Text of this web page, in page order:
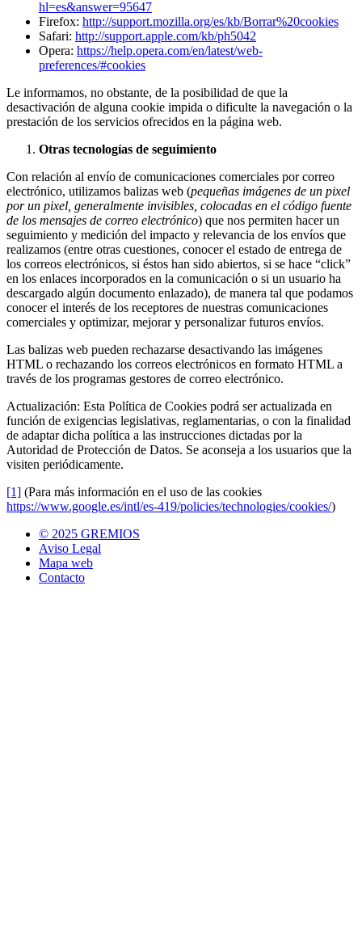
hl=es&answer=95647
Firefox: http://support.mozilla.org/es/kb/Borrar%20cookies
Safari: http://support.apple.com/kb/ph5042
Opera: https://help.opera.com/en/latest/web-
preferences/#cookies
Le informamos, no obstante, de la posibilidad de que la
desactivación de alguna cookie impida o dificulte la navegación o la
prestación de los servicios ofrecidos en la página web.
Otras tecnologías de seguimiento
Con relación al envío de comunicaciones comerciales por correo
electrónico, utilizamos balizas web (pequeñas imágenes de un pixel
por un pixel, generalmente invisibles, colocadas en el código fuente
de los mensajes de correo electrónico) que nos permiten hacer un
seguimiento y medición del impacto y relevancia de los envíos que
realizamos (entre otras cuestiones, conocer el estado de entrega de
los correos electrónicos, si éstos han sido abiertos, si se hace “click”
en los enlaces incorporados en la comunicación o si un usuario ha
descargado algún documento enlazado), de manera tal que podamos
conocer el interés de los receptores de nuestras comunicaciones
comerciales y optimizar, mejorar y personalizar futuros envíos.
Las balizas web pueden rechazarse desactivando las imágenes
HTML o rechazando los correos electrónicos en formato HTML a
través de los programas gestores de correo electrónico.
Actualización: Esta Política de Cookies podrá ser actualizada en
función de exigencias legislativas, reglamentarias, o con la finalidad
de adaptar dicha política a las instrucciones dictadas por la
Autoridad de Protección de Datos. Se aconseja a los usuarios que la
visiten periódicamente.
[1] (Para más información en el uso de las cookies
https://www.google.es/intl/es-419/policies/technologies/cookies/)
© 2025 GREMIOS
Aviso Legal
Mapa web
Contacto